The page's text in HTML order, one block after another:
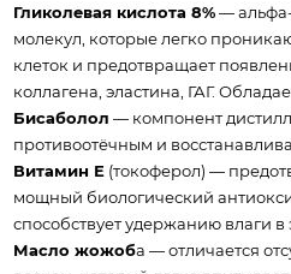
Гликолевая кислота 8%—
молекул, которые легко
клеток и предотвращает
коллагена, эластина, ГАГ.
Бисаболол — компонент
противоотёчным и
Витамин Е (токоферол) —
мощный биологический
способствует удержанию влаги
Масло жожоба — отличается